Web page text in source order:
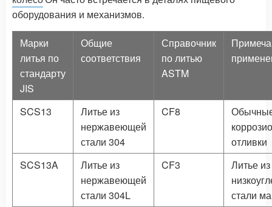
оборудования и механизмов.
Марки
литья по
стандарту
JIS
Общие
соответствия
Справочник
по литью
ASTM
SCS13
Литье из
нержавеющей
стали 304
CF8
отливки
SCS13A
Литье из
нержавеющей
стали 304L
CF3
Литье из
стали